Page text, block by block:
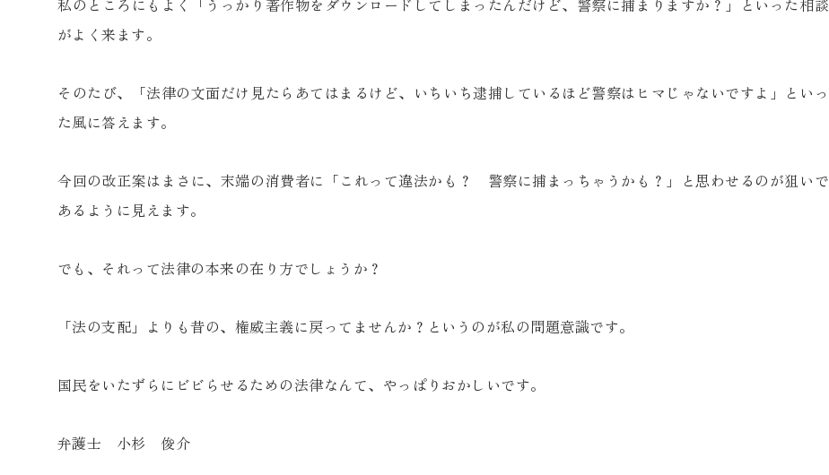
私のところにもよく「うっかり著作物をダウンロードしてしまったんだけど、警察に捕まりますか？」といった相談
がよく来ます。
そのたび、「法律の文面だけ見たらあてはまるけど、いちいち逮捕しているほど警察はヒマじゃないですよ」といっ
た風に答えます。
今回の改正案はまさに、末端の消費者に「これって違法かも？ 警察に捕まっちゃうかも？」と思わせるのが狙いで
あるように見えます。
でも、それって法律の本来の在り方でしょうか？
「法の支配」よりも昔の、権威主義に戻ってませんか？というのが私の問題意識です。
国民をいたずらにビビらせるための法律なんて、やっぱりおかしいです。
弁護士 小杉 俊介